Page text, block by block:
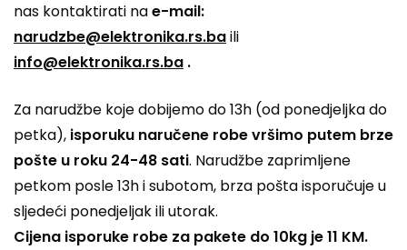
nas kontaktirati nae-mail:
narudzbe@elektronika.rs.baili
info@elektronika.rs.ba .
Za narudžbe koje dobijemo do 13h (od ponedjeljka do
petka), isporuku naručene robe vršimo putem brze
pošte u roku 24-48 sati. Narudžbe zaprimljene
petkom posle 13h i subotom, brza pošta isporučuje u
sljedeći ponedjeljak ili utorak.
Cijena isporuke robe za pakete do 10kg je 11 KM.